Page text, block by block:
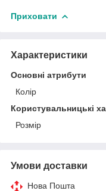
Приховати
Характеристики
Основні атрибути
Колір
Користувальницькі
Розмір
Умови доставки
Нова Пошта